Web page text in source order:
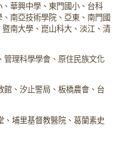
華興中學、東門國小、台科
南亞技術學院、亞東、南門國
南大學、崑山科大、淡江、清
管理科學學會、原住民族文化
館、汐止警局、板橋農會、台
、埔里基督教醫院、葛蘭素史